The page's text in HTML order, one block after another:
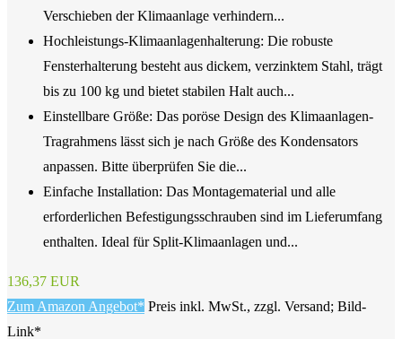
Verschieben der Klimaanlage verhindern...
Hochleistungs-Klimaanlagenhalterung: Die robuste
Fensterhalterung besteht aus dickem, verzinktem Stahl, trägt
bis zu 100 kg und bietet stabilen Halt auch...
Einstellbare Größe: Das poröse Design des Klimaanlagen-
Tragrahmens lässt sich je nach Größe des Kondensators
anpassen. Bitte überprüfen Sie die...
Einfache Installation: Das Montagematerial und alle
erforderlichen Befestigungsschrauben sind im Lieferumfang
enthalten. Ideal für Split-Klimaanlagen und...
136,37 EUR
Zum Amazon Angebot* Preis inkl. MwSt., zzgl. Versand; Bild-
Link*